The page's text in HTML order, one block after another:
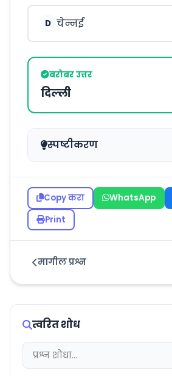
D चेन्नई
बरोबर उत्तर
दिल्ली
स्पष्टीकरण
Copy करा WhatsApp
Print
मागील प्रश्न
त्वरित शोध